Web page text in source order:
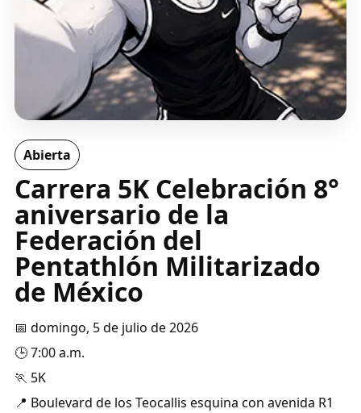
Abierta
Carrera 5K Celebración 8°
aniversario de la
Federación del
Pentathlón Militarizado
de México
📅 domingo, 5 de julio de 2026
🕒 7:00 a.m.
🏃 5K
📍 Boulevard de los Teocallis esquina con avenida R1